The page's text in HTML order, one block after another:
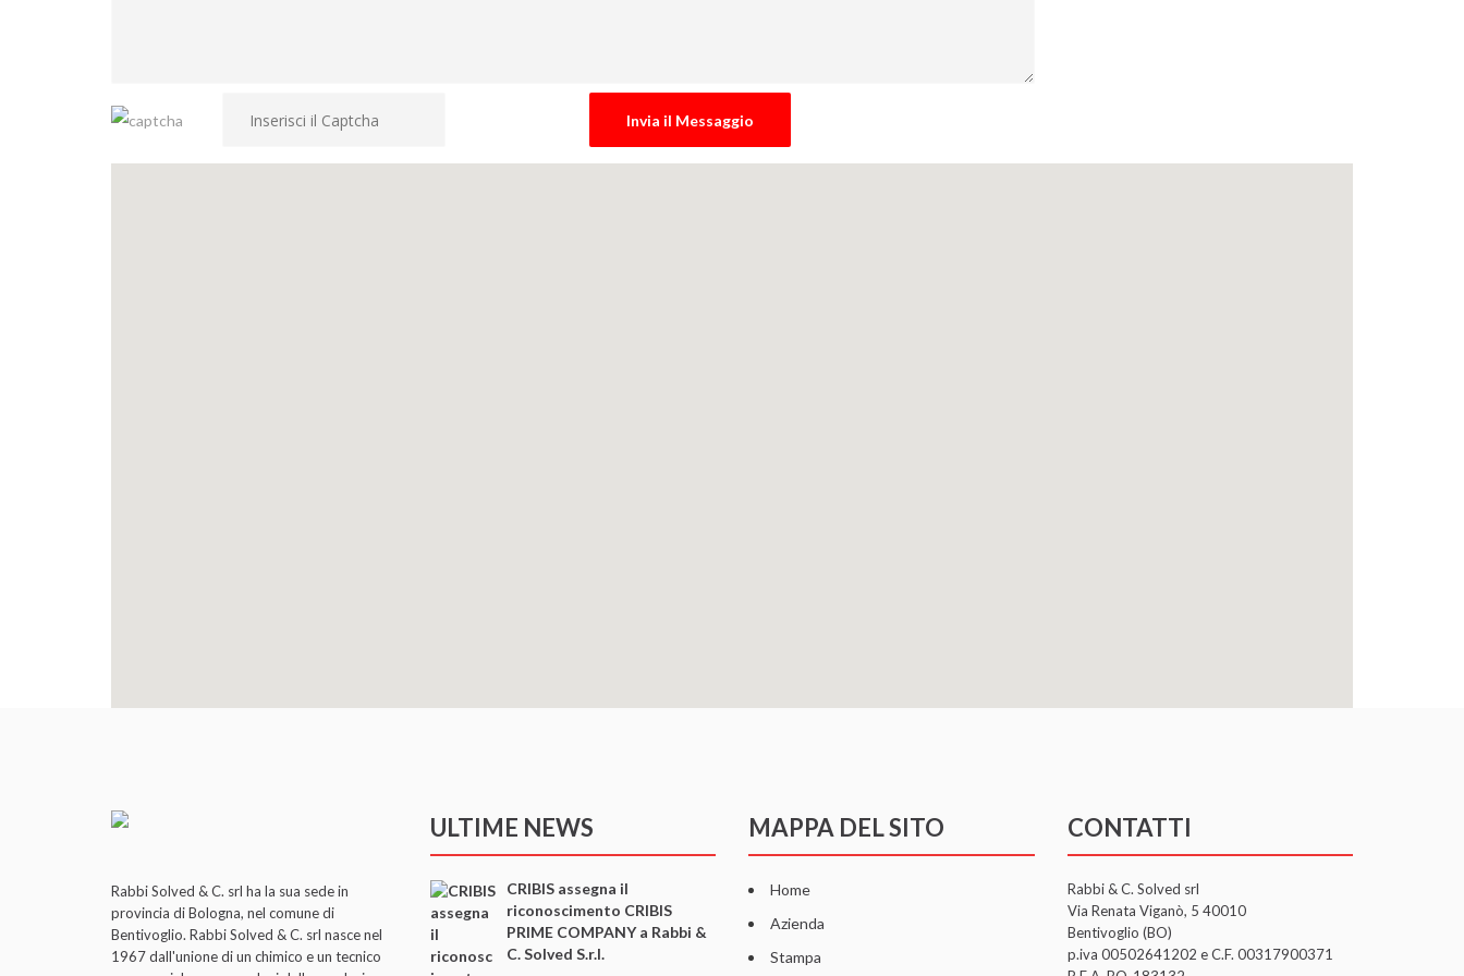
Rabbi Solved & C. srl ha la sua sede in
provincia di Bologna, nel comune di
Bentivoglio. Rabbi Solved & C. srl nasce nel
1967 dall'unione di un chimico e un tecnico
ULTIME NEWS
CRIBIS assegna il
riconoscimento CRIBIS
PRIME COMPANY a Rabbi &
C. Solved S.r.l.
MAPPA DEL SITO
Home
Azienda
Stampa
CONTATTI
Rabbi & C. Solved srl
Via Renata Viganò, 5 40010
Bentivoglio (BO)
p.iva 00502641202 e C.F. 00317900371